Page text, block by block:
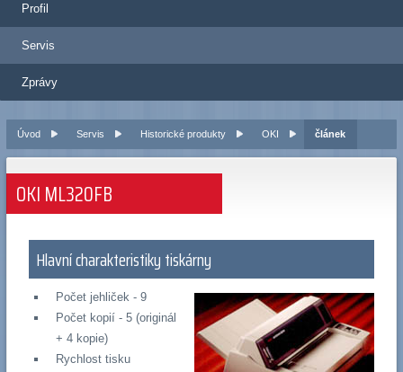
Profil
Servis
Zprávy
Úvod Servis Historické produkty OKI článek
OKI ML320FB
Hlavní charakteristiky tiskárny
Počet jehliček - 9
Počet kopií - 5 (originál
+ 4 kopie)
Rychlost tisku